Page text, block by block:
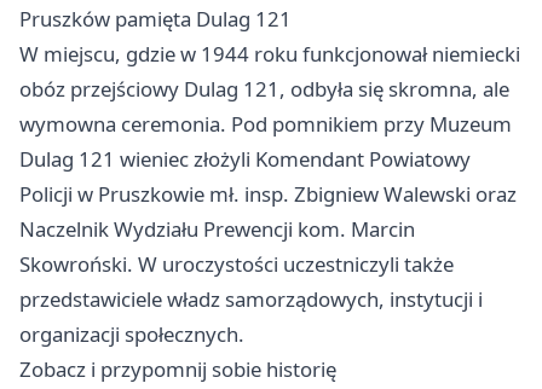
Pruszków pamięta Dulag 121
W miejscu, gdzie w 1944 roku funkcjonował niemiecki
obóz przejściowy Dulag 121, odbyła się skromna, ale
wymowna ceremonia. Pod pomnikiem przy Muzeum
Dulag 121 wieniec złożyli Komendant Powiatowy
Policji w Pruszkowie mł. insp. Zbigniew Walewski oraz
Naczelnik Wydziału Prewencji kom. Marcin
Skowroński. W uroczystości uczestniczyli także
przedstawiciele władz samorządowych, instytucji i
organizacji społecznych.
Zobacz i przypomnij sobie historię